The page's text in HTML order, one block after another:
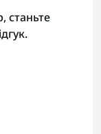
станьте